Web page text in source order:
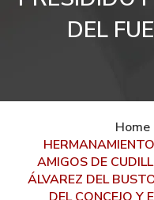
DEL
Home
AMIGOS DE
ÁLVAREZ DEL